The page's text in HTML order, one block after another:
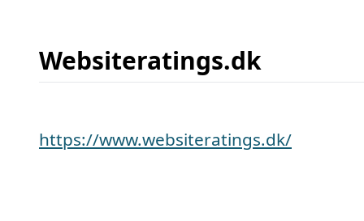
Websiteratings.dk
https://www.websiteratings.dk/